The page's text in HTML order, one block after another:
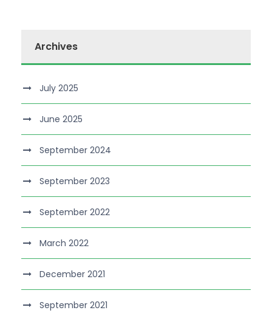
Archives
July 2025
June 2025
September 2024
September 2023
September 2022
March 2022
December 2021
September 2021